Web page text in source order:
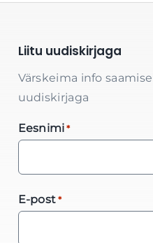
Liitu uudiskirjaga
Värskeima info
uudiskirjaga
Eesnimi *
E-post *